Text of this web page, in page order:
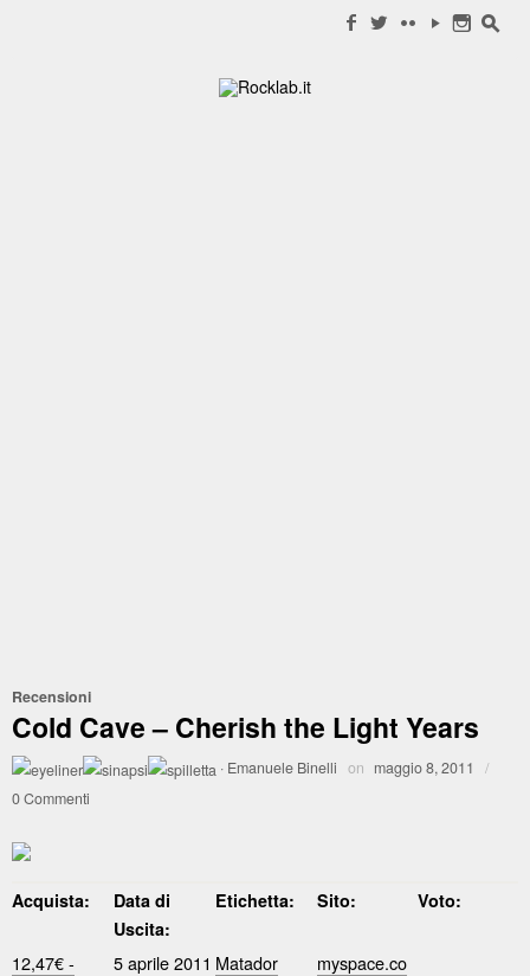
f w c y n s
Recensioni
Cold Cave – Cherish the Light Years
· Emanuele Binelli on maggio 8, 2011
/
0 Commenti
Acquista:
Data di
Uscita:
Etichetta: Sito: Voto:
12,47€ -
5 aprile 2011 Matador
myspace.co